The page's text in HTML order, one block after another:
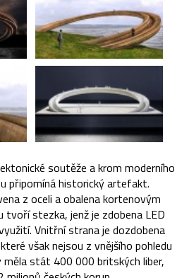
soutěže a krom moderního
připomíná historický artefakt.
z oceli a obalena kortenovým
tvoří stezka, jenž je zdobena LED
Vnitřní strana je dozdobena
však nejsou z vnějšího pohledu
měla stát 400 000 britských liber,